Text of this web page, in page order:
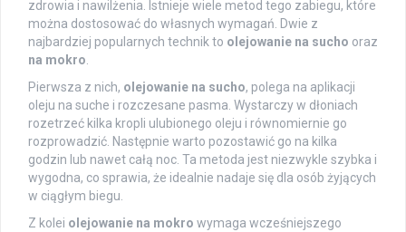
zdrowia i nawilżenia. Istnieje wiele metod tego zabiegu, które
można dostosować do własnych wymagań. Dwie z
najbardziej popularnych technik to olejowanie na sucho oraz
na mokro
Pierwsza z nich, olejowanie na sucho, polega na aplikacji
oleju na suche i rozczesane pasma. Wystarczy w dłoniach
rozetrzeć kilka kropli ulubionego oleju i równomiernie go
rozprowadzić. Następnie warto pozostawić go na kilka
godzin lub nawet całą noc. Ta metoda jest niezwykle szybka i
wygodna, co sprawia, że idealnie nadaje się dla osób żyjących
w ciągłym biegu.
Z kolei olejowanie na mokro wymaga wcześniejszego